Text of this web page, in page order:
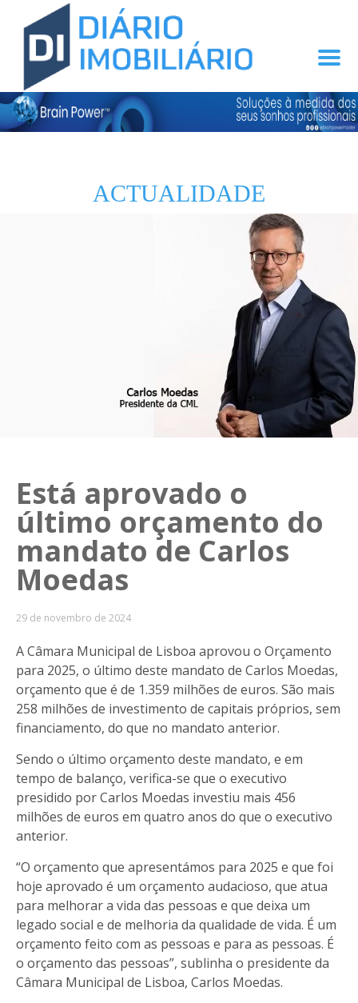
ACTUALIDADE
Está aprovado o
último orçamento do
mandato de Carlos
Moedas
29 de novembro de 2024
A Câmara Municipal de Lisboa aprovou o Orçamento
para 2025, o último deste mandato de Carlos Moedas,
orçamento que é de 1.359 milhões de euros. São mais
258 milhões de investimento de capitais próprios, sem
financiamento, do que no mandato anterior.
Sendo o último orçamento deste mandato, e em
tempo de balanço, verifica-se que o executivo
presidido por Carlos Moedas investiu mais 456
milhões de euros em quatro anos do que o executivo
anterior.
“O orçamento que apresentámos para 2025 e que foi
hoje aprovado é um orçamento audacioso, que atua
para melhorar a vida das pessoas e que deixa um
legado social e de melhoria da qualidade de vida. É um
orçamento feito com as pessoas e para as pessoas. É
o orçamento das pessoas”, sublinha o presidente da
Câmara Municipal de Lisboa, Carlos Moedas.